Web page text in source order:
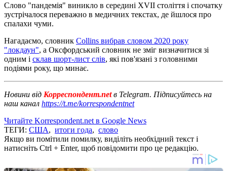
Слово "пандемія" виникло в середині XVII століття і спочатку
зустрічалося переважно в медичних текстах, де йшлося про
спалахи чуми.
Нагадаємо, словник Collins вибрав словом 2020 року
"локдаун", а Оксфордський словник не зміг визначитися зі
одним і склав шорт-лист слів, які пов'язані з головними
подіями року, що минає.
Новини від Корреспондент.netв Telegram. Підписуйтесь на
наш канал https://t.me/korrespondentnet
Читайте Korrespondent.net в Google News
ТЕГИ: США, итоги года, слово
Якщо ви помітили помилку, виділіть необхідний текст і
натисніть Ctrl + Enter, щоб повідомити про це редакцію.